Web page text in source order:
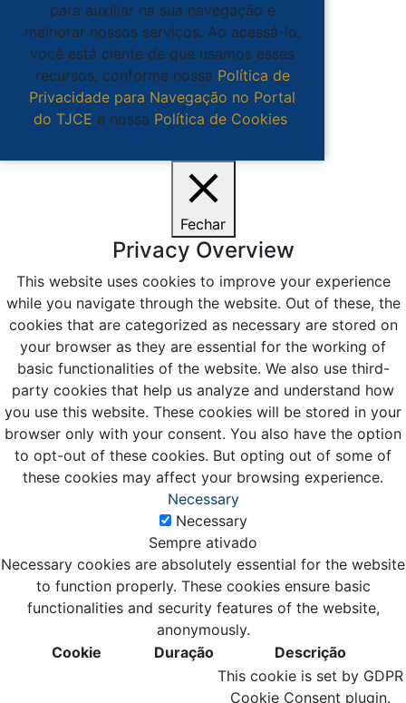
para auxiliar na sua navegação e
melhorar nossos serviços. Ao acessá-lo,
você está ciente de que usamos esses
recursos, conforme nossa Política de
Privacidade para Navegação no Portal
do TJCE e nossa Política de Cookies.
Fechar
Privacy Overview
This website uses cookies to improve your experience
while you navigate through the website. Out of these, the
cookies that are categorized as necessary are stored on
your browser as they are essential for the working of
basic functionalities of the website. We also use third-
party cookies that help us analyze and understand how
you use this website. These cookies will be stored in your
browser only with your consent. You also have the option
to opt-out of these cookies. But opting out of some of
these cookies may affect your browsing experience.
Necessary
Necessary
Sempre ativado
Necessary cookies are absolutely essential for the website
to function properly. These cookies ensure basic
functionalities and security features of the website,
anonymously.
Cookie
Duração Descrição
This cookie is set by GDPR
Cookie Consent plugin.